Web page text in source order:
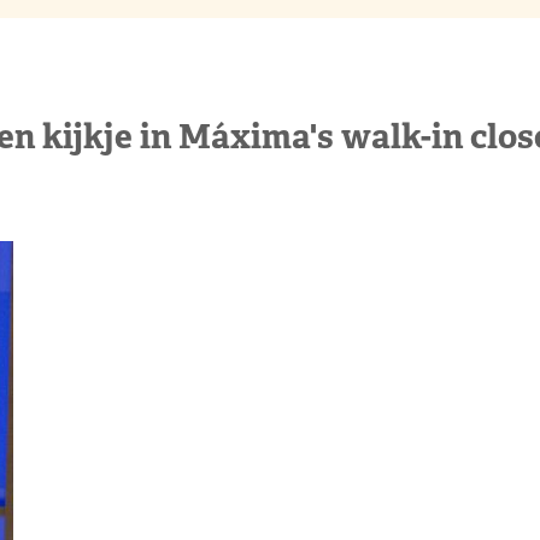
kijkje in Máxima's walk-in